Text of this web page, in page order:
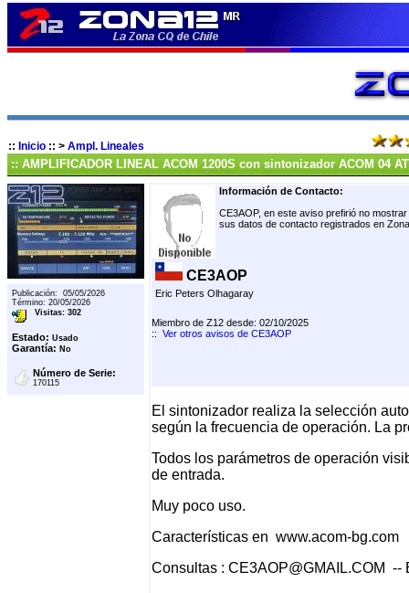
:: Inicio :: > Ampl. Lineales
:: AMPLIFICADOR LINEAL ACOM 1200S con sintonizador ACOM 04 AT
Publicación: 05/05/2026
Término: 20/05/2026
Visitas: 302
Estado: Usado
Garantía: No
Número de Serie:
170115
Información de Contacto:
CE3AOP, en este aviso prefirió no mostrar
sus datos de contacto registrados en
CE3AOP
Eric Peters Olhagaray
Miembro de Z12 desde: 02/10/2025
:: Ver otros avisos de CE3AOP
El sintonizador realiza la selección
según la frecuencia de operación. La
Todos los parámetros de operación
de entrada.
Muy poco uso.
Características en www.acom-bg.com
Consultas : CE3AOP@GMAIL.COM --